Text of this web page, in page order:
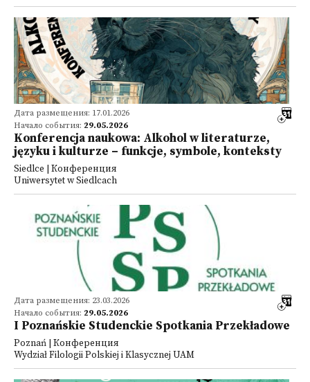
Дата размещения: 17.01.2026
Начало события: 29.05.2026
Konferencja naukowa: Alkohol w literaturze,
języku i kulturze – funkcje, symbole, konteksty
Siedlce | Конференция
Uniwersytet w Siedlcach
Дата размещения: 23.03.2026
Начало события: 29.05.2026
I Poznańskie Studenckie Spotkania Przekładowe
Poznań | Конференция
Wydział Filologii Polskiej i Klasycznej UAM